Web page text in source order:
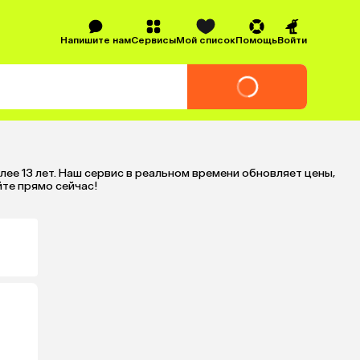
Напишите намСервисыМой списокПомощьВойти
13 лет. Наш сервис в реальном времени обновляет цены,
прямо сейчас!